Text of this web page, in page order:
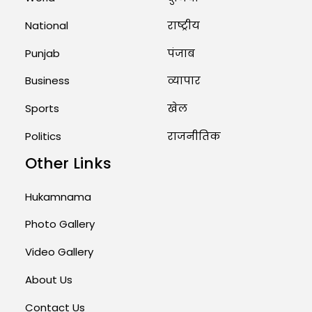
August 1, 2026 11:24 AM
National
Punjab
Business
Sports
Politics
राष्ट्रीय
पंजाब
व्यापार
खेल
राजनीतिक
Other Links
Hukamnama
Photo Gallery
Video Gallery
About Us
Contact Us